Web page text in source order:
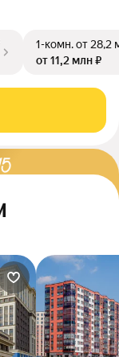
1-комн.от 28,2
от 11,2 млн ₽